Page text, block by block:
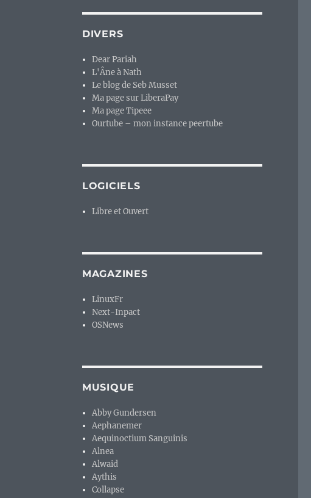
DIVERS
Dear Pariah
L'Âne à Nath
Le blog de Seb Musset
Ma page sur LiberaPay
Ma page Tipeee
Ourtube – mon instance peertube
LOGICIELS
Libre et Ouvert
MAGAZINES
LinuxFr
Next-Inpact
OSNews
MUSIQUE
Abby Gundersen
Aephanemer
Aequinoctium Sanguinis
Alnea
Alwaid
Aythis
Collapse